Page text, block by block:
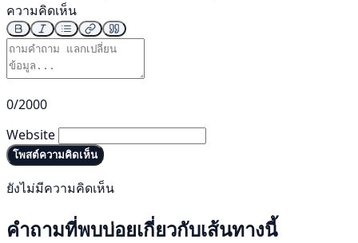
ความคิดเห็น
0/2000
Website
โพสต์ความคิดเห็น
ยังไม่มีความคิดเห็น
คำถามที่พบบ่อยเกี่ยวกับเส้นทางนี้